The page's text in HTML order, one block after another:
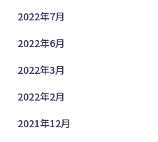
2022年7月
2022年6月
2022年3月
2022年2月
2021年12月